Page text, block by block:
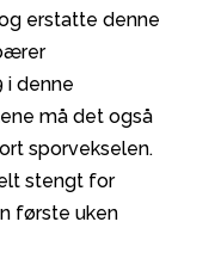
erstatte denne
i denne
må det også
sporvekselen.
stengt for
første uken